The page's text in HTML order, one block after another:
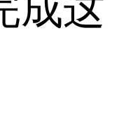
成这